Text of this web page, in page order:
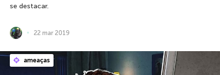
se destacar.
22 mar 2019
ameaças